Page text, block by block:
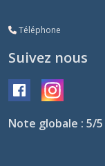
Téléphone
Suivez nous
Note globale : 5/5